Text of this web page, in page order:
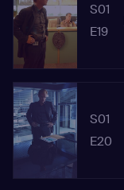
S01
E19
S01
E20